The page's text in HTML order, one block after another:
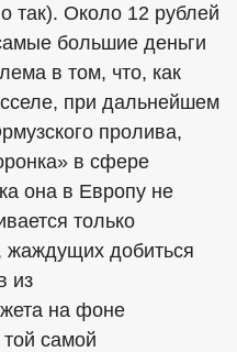
так). Около 12 рублей
большие деньги
в том, что, как
при дальнейшем
пролива,
в сфере
она в Европу не
только
жаждущих добиться
из
на фоне
самой